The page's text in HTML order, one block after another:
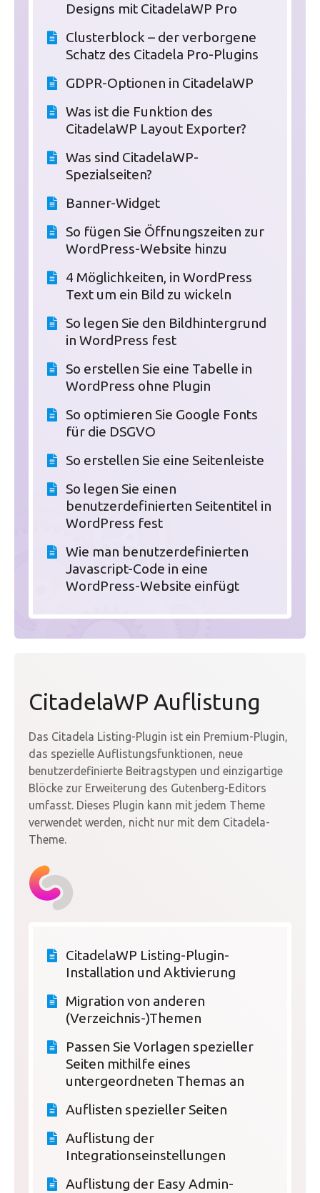
Designs mit CitadelaWP Pro
Clusterblock – der verborgene
Schatz des Citadela Pro-Plugins
GDPR-Optionen in CitadelaWP
Was ist die Funktion des
CitadelaWP Layout Exporter?
Was sind CitadelaWP-
Spezialseiten?
Banner-Widget
So fügen Sie Öffnungszeiten zur
WordPress-Website hinzu
4 Möglichkeiten, in WordPress
Text um ein Bild zu wickeln
So legen Sie den Bildhintergrund
in WordPress fest
So erstellen Sie eine Tabelle in
WordPress ohne Plugin
So optimieren Sie Google Fonts
für die DSGVO
So erstellen Sie eine Seitenleiste
So legen Sie einen
benutzerdefinierten Seitentitel in
WordPress fest
Wie man benutzerdefinierten
Javascript-Code in eine
WordPress-Website einfügt
CitadelaWP Auflistung
Das Citadela Listing-Plugin ist ein Premium-Plugin,
das spezielle Auflistungsfunktionen, neue
benutzerdefinierte Beitragstypen und einzigartige
Blöcke zur Erweiterung des Gutenberg-Editors
umfasst. Dieses Plugin kann mit jedem Theme
verwendet werden, nicht nur mit dem Citadela-
Theme.
CitadelaWP Listing-Plugin-
Installation und Aktivierung
Migration von anderen
(Verzeichnis-)Themen
Passen Sie Vorlagen spezieller
Seiten mithilfe eines
untergeordneten Themas an
Auflisten spezieller Seiten
Auflistung der
Integrationseinstellungen
Auflistung der Easy Admin-